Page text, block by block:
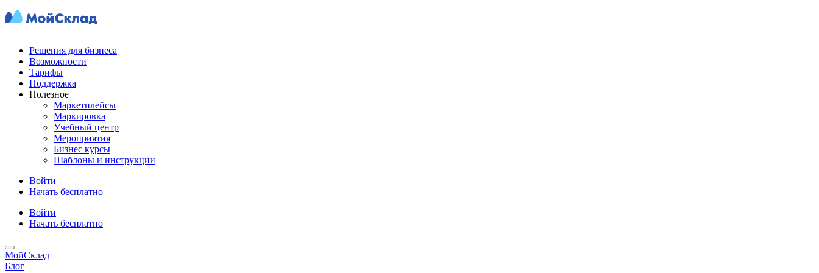
Решения для бизнеса
Возможности
Тарифы
Поддержка
Полезное
Маркетплейсы
Маркировка
Учебный центр
Мероприятия
Бизнес курсы
Шаблоны и инструкции
Войти
Начать бесплатно
Войти
Начать бесплатно
МойСклад
Блог